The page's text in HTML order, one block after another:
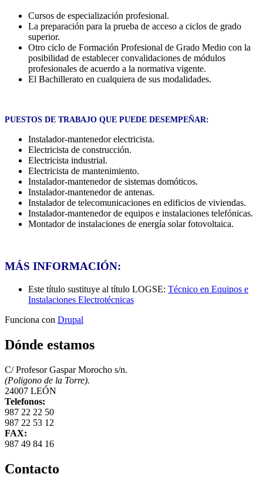
Cursos de especialización profesional.
La preparación para la prueba de acceso a ciclos de grado
superior.
Otro ciclo de Formación Profesional de Grado Medio con la
posibilidad de establecer convalidaciones de módulos
profesionales de acuerdo a la normativa vigente.
El Bachillerato en cualquiera de sus modalidades.
PUESTOS DE TRABAJO QUE PUEDE DESEMPEÑAR:
Instalador-mantenedor electricista.
Electricista de construcción.
Electricista industrial.
Electricista de mantenimiento.
Instalador-mantenedor de sistemas domóticos.
Instalador-mantenedor de antenas.
Instalador de telecomunicaciones en edificios de viviendas.
Instalador-mantenedor de equipos e instalaciones telefónicas.
Montador de instalaciones de energía solar fotovoltaica.
MÁS INFORMACIÓN:
Este título sustituye al título LOGSE: Técnico en Equipos e
Instalaciones Electrotécnicas
Funciona con Drupal
Dónde estamos
C/ Profesor Gaspar Morocho s/n.
(Poligono de la Torre).
24007 LEÓN
Telefonos:
987 22 22 50
987 22 53 12
FAX:
987 49 84 16
Contacto